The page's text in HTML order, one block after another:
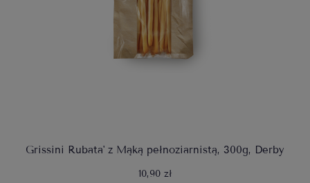
Grissini Rubata' z Mąką pełnoziarnistą, 300g, Derby
10,90 zł